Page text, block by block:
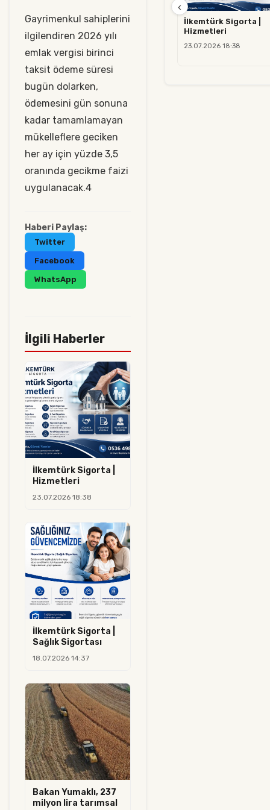
Gayrimenkul sahiplerini
ilgilendiren 2026 yılı
emlak vergisi birinci
taksit ödeme süresi
bugün dolarken,
ödemesini gün sonuna
kadar tamamlamayan
mükelleflere geciken
her ay için yüzde 3,5
oranında gecikme faizi
uygulanacak.4
Haberi Paylaş:
Twitter
Facebook
WhatsApp
İlgili Haberler
İlkemtürk Sigorta |
Hizmetleri
23.07.2026 18:38
İlkemtürk Sigorta |
Sağlık Sigortası
18.07.2026 14:37
Bakan Yumaklı, 237
milyon lira tarımsal
İlkemtürk Sigorta |
Hizmetleri
23.07.2026 18:38
‹